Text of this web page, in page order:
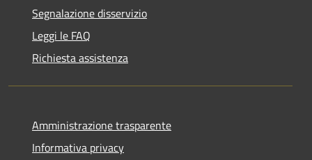
Segnalazione disservizio
Leggi le FAQ
Richiesta assistenza
Amministrazione trasparente
Informativa privacy